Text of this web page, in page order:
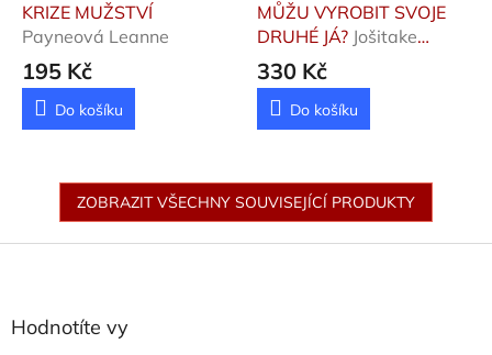
KRIZE MUŽSTVÍ
Payneová Leanne
195 Kč
Do košíku
MŮŽU VYROBIT SVOJE
DRUHÉ JÁ? Jošitake
Šinsuke
330 Kč
Do košíku
ZOBRAZIT VŠECHNY SOUVISEJÍCÍ PRODUKTY
Hodnotíte vy